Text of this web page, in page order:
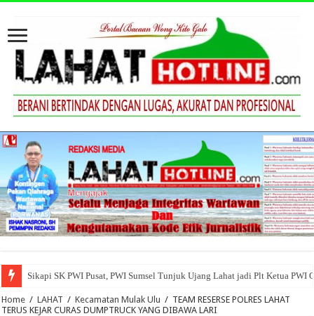
Sikapi SK PWI Pusat, PWI Sumsel Tunjuk Ujang Lahat jadi Plt Ketua PWI
Home / LAHAT / Kecamatan Mulak Ulu / TEAM RESERSE POLRES LAHAT
TERUS KEJAR CURAS DUMPTRUCK YANG DIBAWA LARI